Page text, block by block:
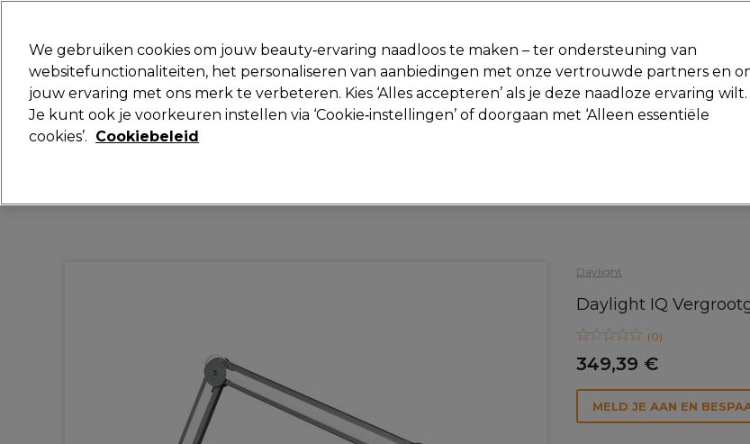
Merken Deals Haar Elektra Beauty Salon interieur Mannen Vegan Nieuwe
Volgende dag geleverd*
Daylight
Daylight IQ
(0)
349,39 €
MELD JE AAN EN
We gebruiken cookies om jouw beauty‑ervaring naadloos te maken – ter ondersteuning van
websitefunctionaliteiten, het personaliseren van aanbiedingen met onze vertrouwde partners en
jouw ervaring met ons merk te verbeteren. Kies ‘Alles accepteren’ als je deze naadloze ervaring wilt.
Je kunt ook je voorkeuren instellen via ‘Cookie‑instellingen’ of doorgaan met ‘Alleen essentiële
cookies’. Cookiebeleid